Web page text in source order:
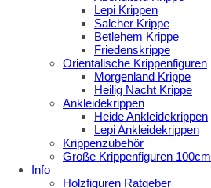
Lepi Krippen
Salcher Krippe
Betlehem Krippe
Friedenskrippe
Orientalische Krippenfiguren
Morgenland Krippe
Heilig Nacht Krippe
Ankleidekrippen
Heide Ankleidekrippen
Lepi Ankleidekrippen
Krippenzubehör
Große Krippenfiguren 100cm
Info
Holzfiguren Ratgeber